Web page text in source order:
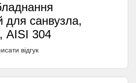
для санвузла,
AISI 304
відгук